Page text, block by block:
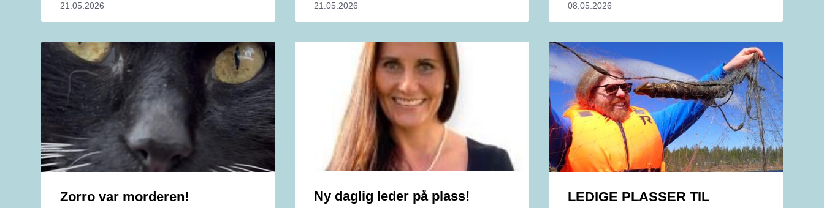
21.05.2026 21.05.2026 08.05.2026
Zorro var morderen! Ny daglig leder på plass!
LEDIGE PLASSER TIL